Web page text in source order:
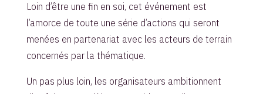
Loin d’être une fin en soi, cet événement est
l’amorce de toute une série d’actions qui seront
menées en partenariat avec les acteurs de terrain
concernés par la thématique.
Un pas plus loin, les organisateurs ambitionnent